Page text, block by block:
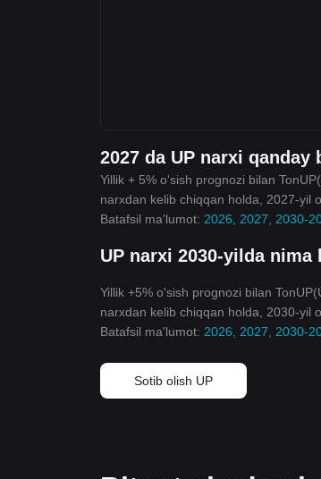
2027 da UP narxi qanday
Yillik + 5% o'sish prognozi bilan
narxdan kelib chiqqan holda, 2027-yil
Batafsil ma'lumot: 2026, 2027, 2030-
UP narxi 2030-yilda nima
Yillik +5% o'sish prognozi bilan
narxdan kelib chiqqan holda, 2030-yil
Batafsil ma'lumot: 2026, 2027, 2030-
Sotib olish UP